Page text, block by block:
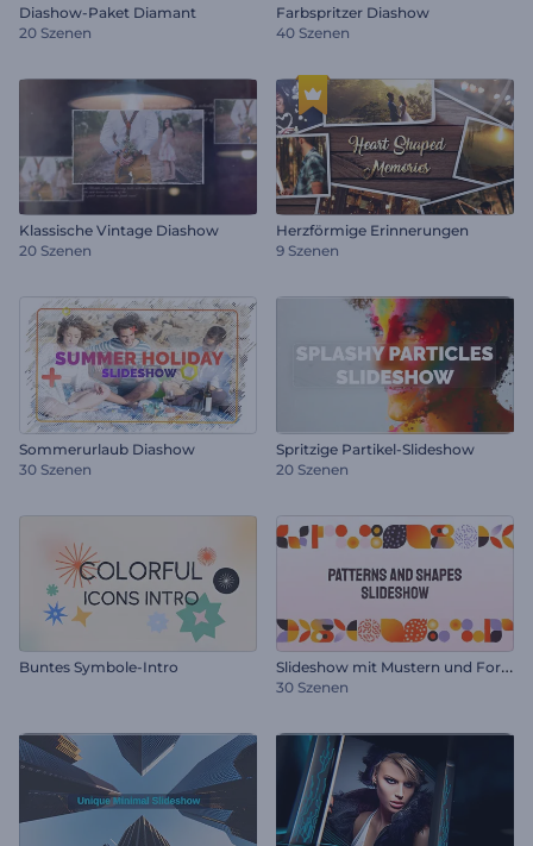
Diashow-Paket Diamant
20 Szenen
Farbspritzer Diashow
40 Szenen
Klassische Vintage Diashow
20 Szenen
Herzförmige Erinnerungen
9 Szenen
Sommerurlaub Diashow
30 Szenen
Spritzige Partikel-Slideshow
20 Szenen
Buntes Symbole-Intro S
lideshow mit Mustern und Formen
30 Szenen